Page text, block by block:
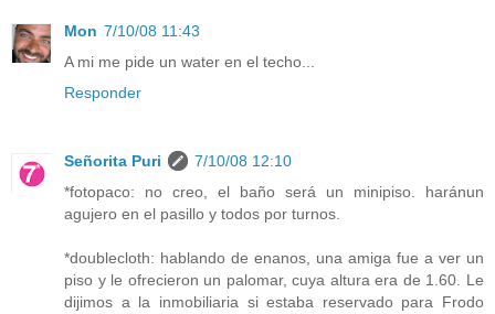
Mon 7/10/08 11:43
A mi me pide un water en el techo...
Responder
Señorita Puri
7/10/08 12:10
*fotopaco: no creo, el baño será un minipiso. haránun
agujero en el pasillo y todos por turnos.
*doublecloth: hablando de enanos, una amiga fue a ver un
piso y le ofrecieron un palomar, cuya altura era de 1.60. Le
dijimos a la inmobiliaria si estaba reservado para Frodo